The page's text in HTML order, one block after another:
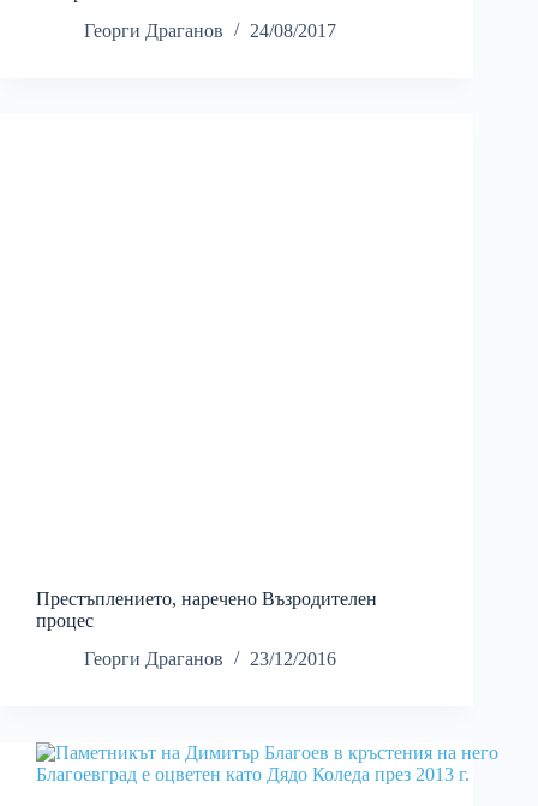
Георги Драганов
24/08/2017
Престъплението, наречено Възродителен
процес
Георги Драганов
23/12/2016